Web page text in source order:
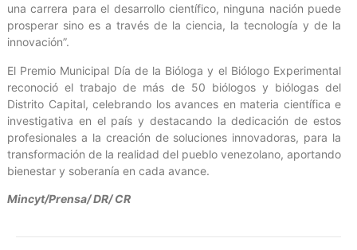
una carrera para el desarrollo científico, ninguna nación puede
prosperar sino es a través de la ciencia, la tecnología y de la
innovación”.
El Premio Municipal Día de la Bióloga y el Biólogo Experimental
reconoció el trabajo de más de 50 biólogos y biólogas del
Distrito Capital, celebrando los avances en materia científica e
investigativa en el país y destacando la dedicación de estos
profesionales a la creación de soluciones innovadoras, para la
transformación de la realidad del pueblo venezolano, aportando
bienestar y soberanía en cada avance.
Mincyt/Prensa/ DR/ CR